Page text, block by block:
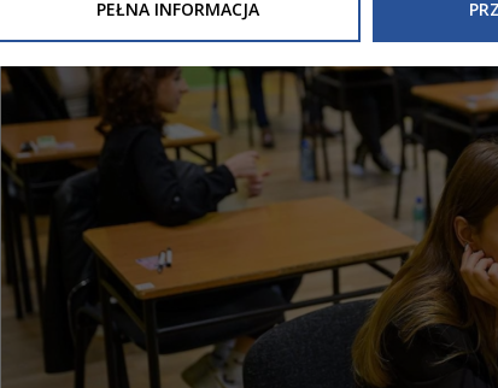
Niniejsza informacja nie wymaga od Państwa żadnych
PEŁNA INFORMACJA